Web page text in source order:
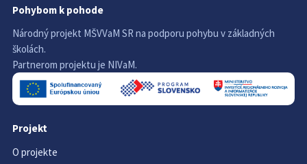
Pohybom k pohode
Národný projekt MŠVVaM SR na podporu pohybu v základných
školách.
Partnerom projektu je NIVaM.
Projekt
O projekte